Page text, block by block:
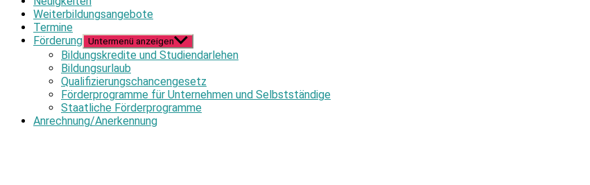
Weiterbildungsangebote
Termine
Förderung Untermenü anzeigen
Bildungskredite und Studiendarlehen
Bildungsurlaub
Qualifizierungschancengesetz
Förderprogramme für Unternehmen und Selbstständige
Staatliche Förderprogramme
Anrechnung/Anerkennung